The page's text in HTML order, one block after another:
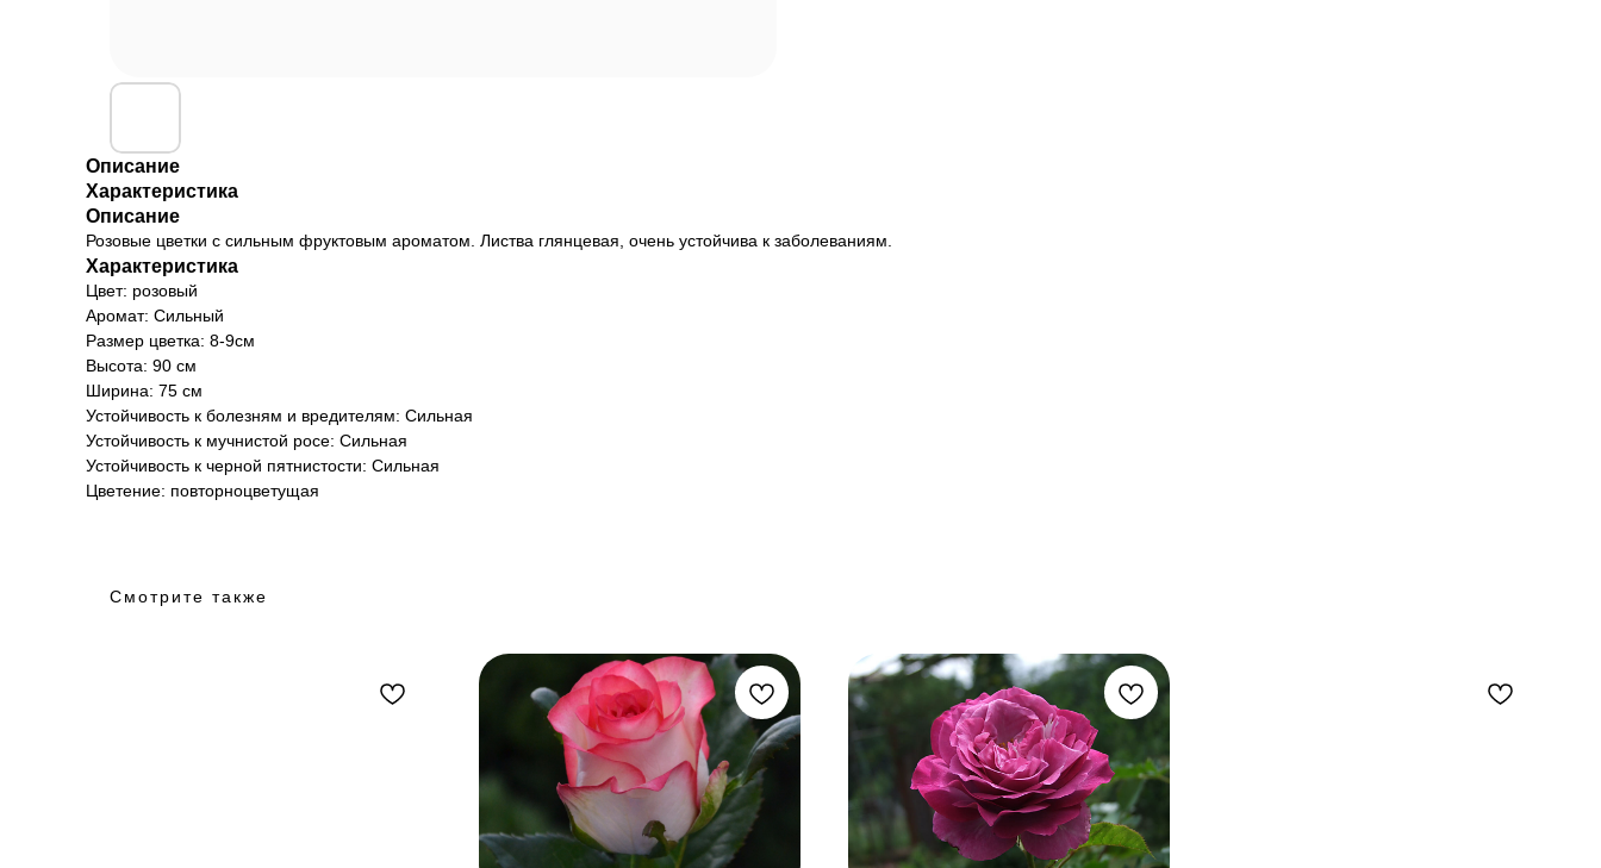
Описание
Характеристика
Описание
Розовые цветки с сильным фруктовым ароматом. Листва глянцевая, очень устойчива к заболеваниям.
Характеристика
Цвет: розовый
Аромат: Сильный
Размер цветка: 8-9см
Высота: 90 см
Ширина: 75 см
Устойчивость к болезням и вредителям: Сильная
Устойчивость к мучнистой росе: Сильная
Устойчивость к черной пятнистости: Сильная
Цветение: повторноцветущая
Смотрите также